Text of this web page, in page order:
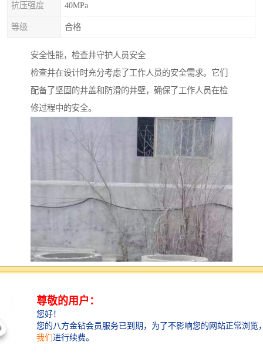
抗压强度 40MPa
等级 合格
安全性能，检查井守护人员安全
检查井在设计时充分考虑了工作人员的安全需求。它们
配备了坚固的井盖和防滑的井壁，确保了工作人员在检
修过程中的安全。